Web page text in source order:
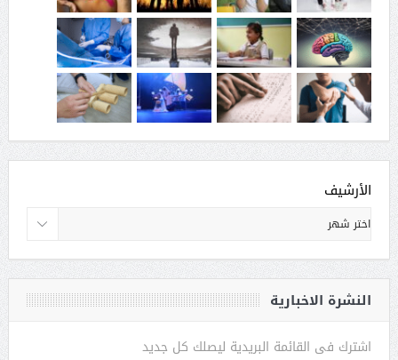
الأرشيف
النشرة الاخبارية
اشترك فى القائمة البريدية ليصلك كل جديد